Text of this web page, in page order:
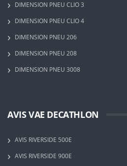
DIMENSION PNEU CLIO 3
DIMENSION PNEU CLIO 4
DIMENSION PNEU 206
DIMENSION PNEU 208
DIMENSION PNEU 3008
AVIS VAE DECATHLON
AVIS RIVERSIDE 500E
AVIS RIVERSIDE 900E